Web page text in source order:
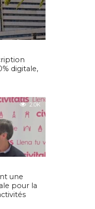
digitale,
2.0K
une
pour la